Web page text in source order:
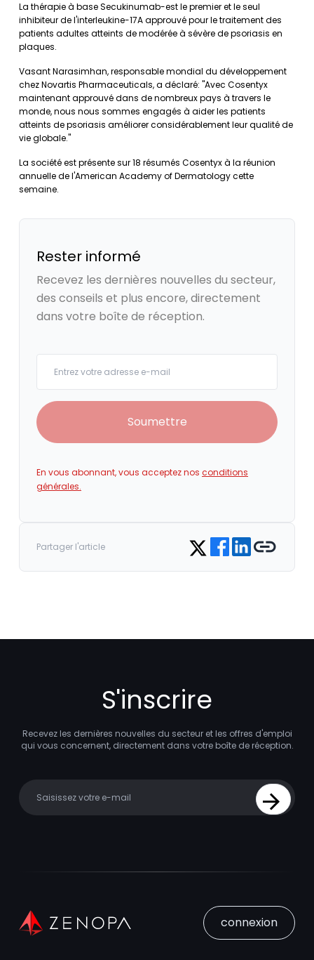
La thérapie à base Secukinumab-est le premier et le seul
inhibiteur de l'interleukine-17A approuvé pour le traitement des
patients adultes atteints de modérée à sévère de psoriasis en
plaques.
Vasant Narasimhan, responsable mondial du développement
chez Novartis Pharmaceuticals, a déclaré: "Avec Cosentyx
maintenant approuvé dans de nombreux pays à travers le
monde, nous nous sommes engagés à aider les patients
atteints de psoriasis améliorer considérablement leur qualité de
vie globale."
La société est présente sur 18 résumés Cosentyx à la réunion
annuelle de l'American Academy of Dermatology cette
semaine.
Rester informé
Recevez les dernières nouvelles du secteur,
des conseils et plus encore, directement
dans votre boîte de réception.
Soumettre
En vous abonnant, vous acceptez nos conditions
générales.
Partager l'article Share on Twitter
Share on Facebook
Share on LinkedIn
Copy link
S'inscrire
Recevez les dernières nouvelles du secteur et les offres d'emploi
qui vous concernent, directement dans votre boîte de réception.
Sign Up
connexion